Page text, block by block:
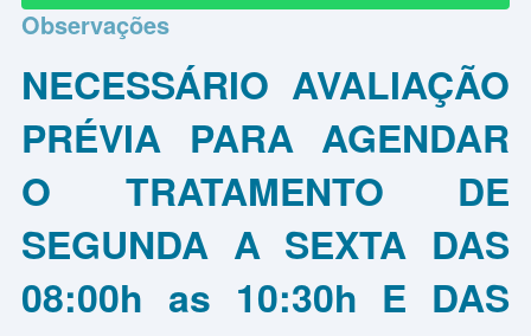
Observações
NECESSÁRIO AVALIAÇÃO
PRÉVIA PARA AGENDAR
O TRATAMENTO DE
SEGUNDA A SEXTA DAS
08:00h as 10:30h E DAS